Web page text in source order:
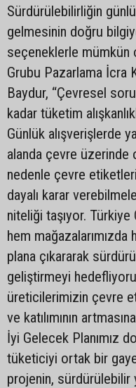
Sürdürülebilirliğin
gelmesinin doğru
seçeneklerle
Grubu Pazarlama İcra
Baydur, “Çevresel
kadar tüketim
Günlük alışverişlerde
alanda çevre üzerinde
nedenle çevre
dayalı karar
niteliği taşıyor.
hem mağazalarımızda
plana çıkararak
geliştirmeyi
üreticilerimizin çevre
ve katılımının
İyi Gelecek Planımız
tüketiciyi ortak bir
projenin, sürdürülebilir